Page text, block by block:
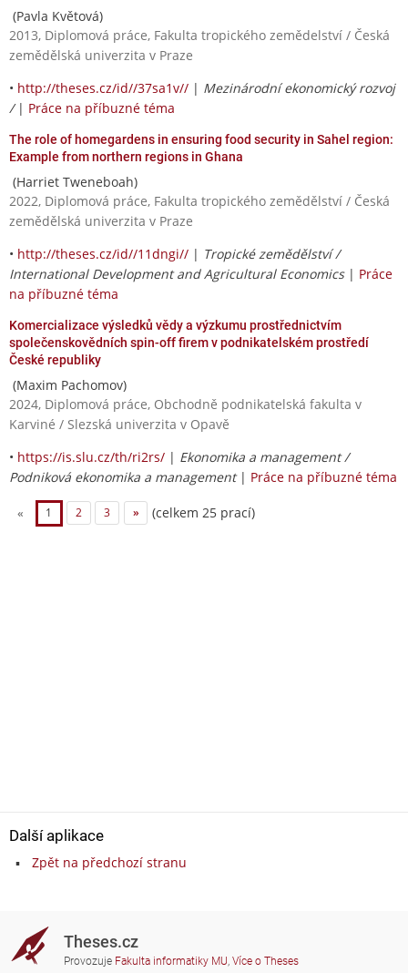
(Pavla Květová)
2013, Diplomová práce, Fakulta tropického zemědelství / Česká
zemědělská univerzita v Praze
• http://theses.cz/id//37sa1v// | Mezinárodní ekonomický rozvoj
/ | Práce na příbuzné téma
The role of homegardens in ensuring food security in Sahel region:
Example from northern regions in Ghana
(Harriet Tweneboah)
2022, Diplomová práce, Fakulta tropického zemědělství / Česká
zemědělská univerzita v Praze
• http://theses.cz/id//11dngi// | Tropické zemědělství /
International Development and Agricultural Economics| Práce
na příbuzné téma
Komercializace výsledků vědy a výzkumu prostřednictvím
společenskovědních spin-off firem v podnikatelském prostředí
České republiky
(Maxim Pachomov)
2024, Diplomová práce, Obchodně podnikatelská fakulta v
Karviné / Slezská univerzita v Opavě
• https://is.slu.cz/th/ri2rs/ | Ekonomika a management /
Podniková ekonomika a management| Práce na příbuzné téma
« 1 2 3 » (celkem 25 prací)
Další aplikace
Zpět na předchozí stranu
Theses.cz
Provozuje Fakulta informatiky MU, Více o Theses